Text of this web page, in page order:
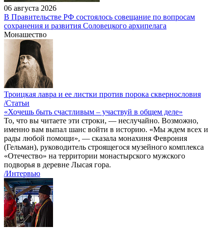
06 августа 2026
В Правительстве РФ состоялось совещание по вопросам
сохранения и развития Соловецкого архипелага
Монашество
Троицкая лавра и ее листки против порока сквернословия
/Статьи
«Хочешь быть счастливым – участвуй в общем деле»
То, что вы читаете эти строки, — неслучайно. Возможно,
именно вам выпал шанс войти в историю. «Мы ждем всех и
рады любой помощи», — сказала монахиня Феврония
(Гельман), руководитель строящегося музейного комплекса
«Отечество» на территории монастырского мужского
подворья в деревне Лысая гора.
/Интервью